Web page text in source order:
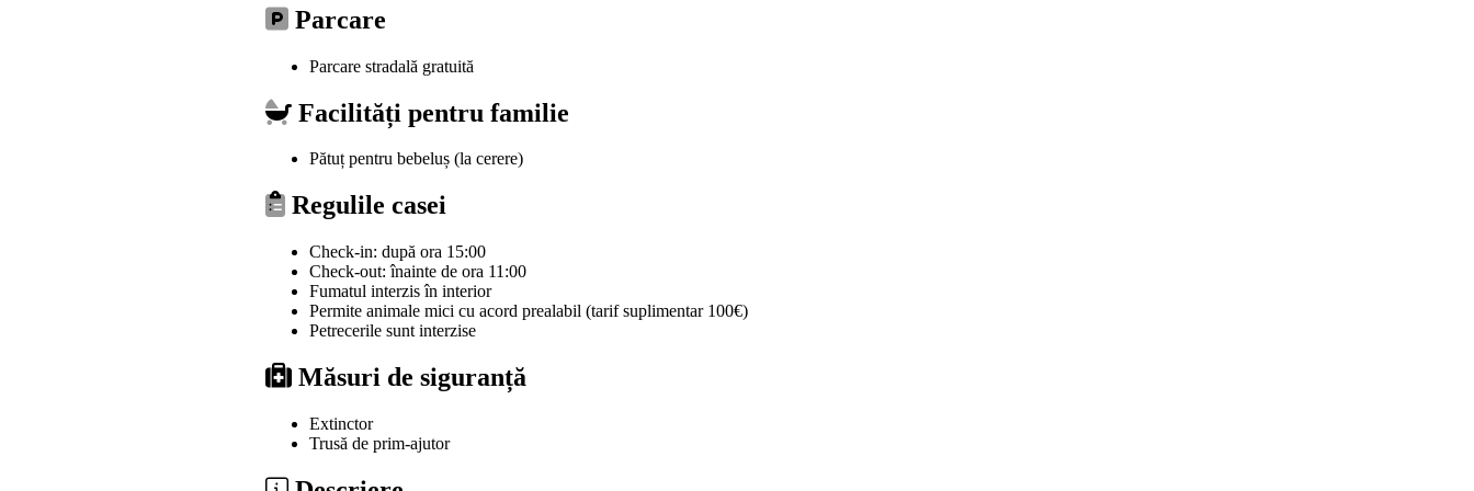
Parcare
Parcare stradală gratuită
Facilități pentru familie
Pătuț pentru bebeluș (la cerere)
Regulile casei
Check-in: după ora 15:00
Check-out: înainte de ora 11:00
Fumatul interzis în interior
Permite animale mici cu acord prealabil (tarif suplimentar 100€)
Petrecerile sunt interzise
Măsuri de siguranță
Extinctor
Trusă de prim-ajutor